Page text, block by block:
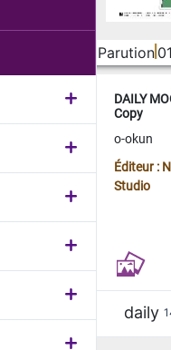
Parution
DAILY
Copy
o-okun
Éditeur :
Studio
daily